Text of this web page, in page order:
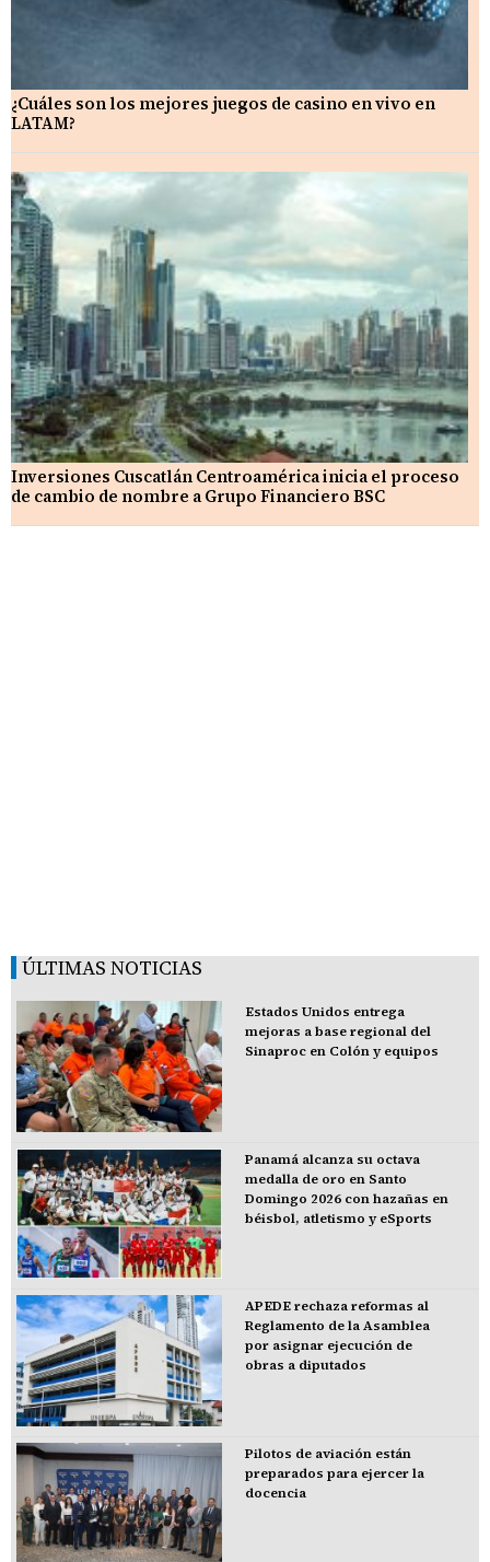
¿Cuáles son los mejores juegos de casino en vivo en
LATAM?
Inversiones Cuscatlán Centroamérica inicia el proceso
de cambio de nombre a Grupo Financiero BSC
ÚLTIMAS NOTICIAS
Estados Unidos entrega
mejoras a base regional del
Sinaproc en Colón y equipos
Panamá alcanza su octava
medalla de oro en Santo
Domingo 2026 con hazañas en
béisbol, atletismo y eSports
APEDE rechaza reformas al
Reglamento de la Asamblea
por asignar ejecución de
obras a diputados
Pilotos de aviación están
preparados para ejercer la
docencia